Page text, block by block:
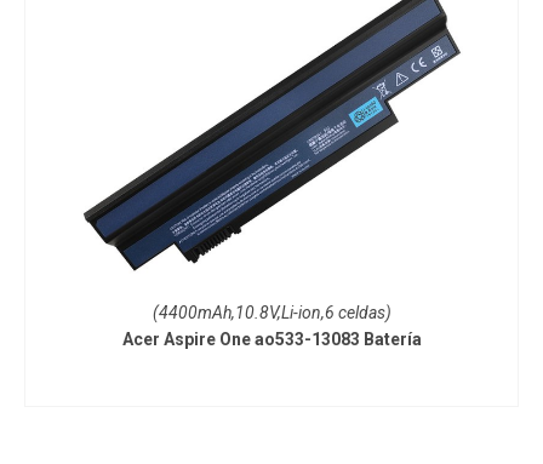
(4400mAh,10.8V,Li-ion,6 celdas)
Acer Aspire One ao533-13083 Batería